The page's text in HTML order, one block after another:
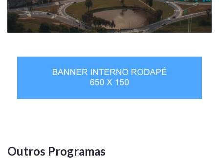
Outros Programas